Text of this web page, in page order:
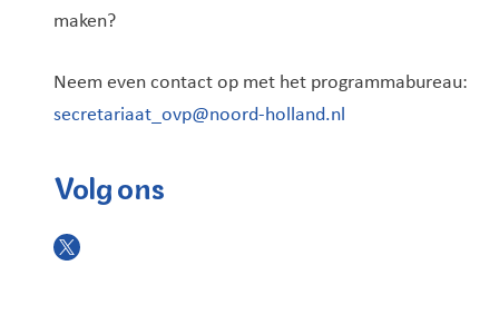
maken?
Neem even contact op met het programmabureau:
secretariaat_ovp@noord-holland.nl
Volg ons